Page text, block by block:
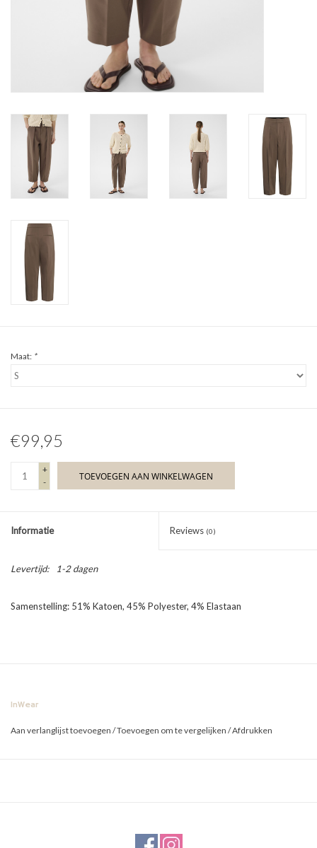
Maat: *
€99,95
+
-
TOEVOEGEN AAN WINKELWAGEN
Informatie Reviews (0)
Levertijd: 1-2 dagen
Samenstelling: 51% Katoen, 45% Polyester, 4% Elastaan
InWear
Aan verlanglijst toevoegen /Toevoegen om te vergelijken /Afdrukken